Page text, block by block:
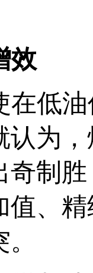
效
低油
认为
奇制
值、